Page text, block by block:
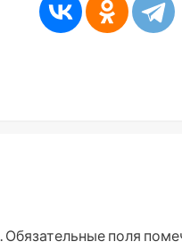
Обязательные поля